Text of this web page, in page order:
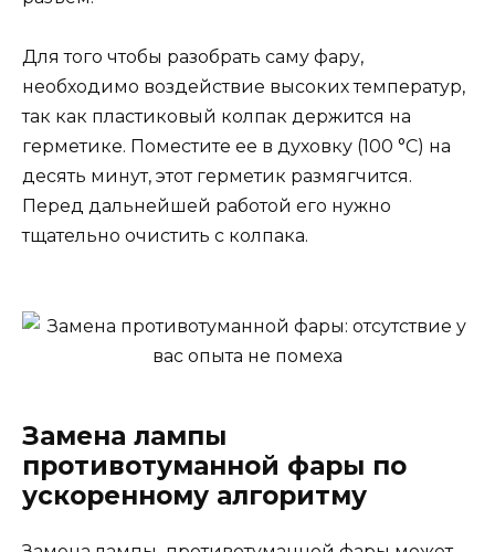
Для того чтобы разобрать саму фару,
необходимо воздействие высоких температур,
так как пластиковый колпак держится на
герметике. Поместите ее в духовку (100 °С) на
десять минут, этот герметик размягчится.
Перед дальнейшей работой его нужно
тщательно очистить с колпака.
Замена лампы
противотуманной фары по
ускоренному алгоритму